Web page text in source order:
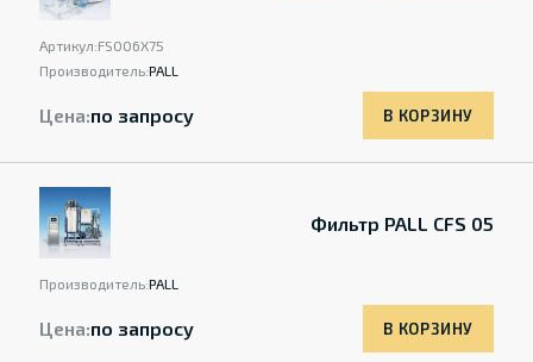
Артикул:FS006X75
Производитель:PALL
Цена:по запросу В КОРЗИНУ
Фильтр PALL CFS 05
Производитель:PALL
Цена:по запросу В КОРЗИНУ